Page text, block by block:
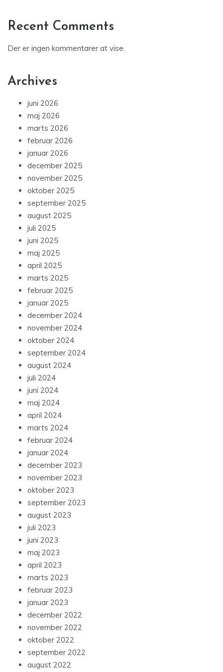
Recent Comments
Der er ingen kommentarer at vise.
Archives
juni 2026
maj 2026
marts 2026
februar 2026
januar 2026
december 2025
november 2025
oktober 2025
september 2025
august 2025
juli 2025
juni 2025
maj 2025
april 2025
marts 2025
februar 2025
januar 2025
december 2024
november 2024
oktober 2024
september 2024
august 2024
juli 2024
juni 2024
maj 2024
april 2024
marts 2024
februar 2024
januar 2024
december 2023
november 2023
oktober 2023
september 2023
august 2023
juli 2023
juni 2023
maj 2023
april 2023
marts 2023
februar 2023
januar 2023
december 2022
november 2022
oktober 2022
september 2022
august 2022